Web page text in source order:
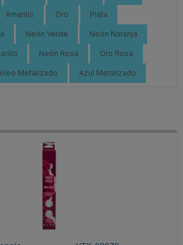
Amarillo Oro Plata
Neón Verde Neón Naranja
Neón Rosa Oro Rosa
Metalizado Azul Metalizado